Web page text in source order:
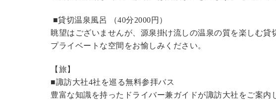
■貸切温泉風呂 （40分2000円）
眺望はございませんが、源泉掛け流しの温泉の質を楽しむ貸
プライベートな空間をお愉しみください。
【旅】
■諏訪大社4社を巡る無料参拝バス
豊富な知識を持ったドライバー兼ガイドが諏訪大社をご案内